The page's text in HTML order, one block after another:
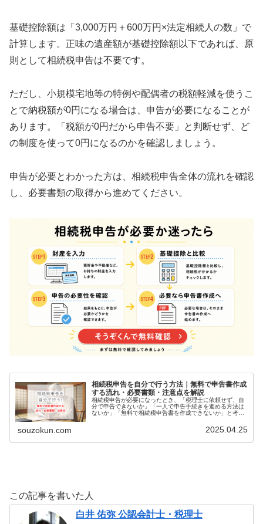
基礎控除額は「3,000万円＋600万円×法定相続人の数」で
計算します。正味の遺産額が基礎控除額以下であれば、原
則として相続税申告は不要です。
ただし、小規模宅地等の特例や配偶者の税額軽減を使うこ
とで納税額が0円になる場合は、申告が必要になることが
あります。「税額が0円だから申告不要」と判断せず、ど
の制度を使って0円になるのかを確認しましょう。
申告が必要とわかった方は、相続税申告全体の流れを確認
し、必要書類の取得から進めてください。
相続税申告を自分で行う方法｜無料で申告書作成
する流れ・必要書類・注意点を解説
相続税申告が必要になったとき、「税理士に依頼せず、自
分で申告できないか」「一人で申告手続きを進める方法は
ないか」「無料で相続税申告書を作成できないか」と考え
souzokun.com 2025.04.25
この記事を書いた人
白井 佑弥 公認会計士・税理士